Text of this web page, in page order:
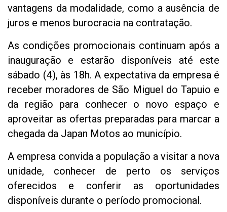
vantagens da modalidade, como a ausência de
juros e menos burocracia na contratação.
As condições promocionais continuam após a
inauguração e estarão disponíveis até este
sábado (4), às 18h. A expectativa da empresa é
receber moradores de São Miguel do Tapuio e
da região para conhecer o novo espaço e
aproveitar as ofertas preparadas para marcar a
chegada da Japan Motos ao município.
A empresa convida a população a visitar a nova
unidade, conhecer de perto os serviços
oferecidos e conferir as oportunidades
disponíveis durante o período promocional.